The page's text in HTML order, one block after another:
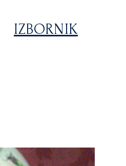
IZBORNIK